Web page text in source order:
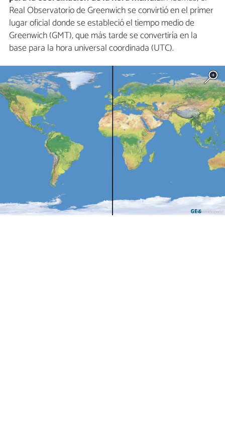
Real Observatorio de Greenwich se convirtió en el primer
lugar oficial donde se estableció el tiempo medio de
Greenwich (GMT), que más tarde se convertiría en la
base para la hora universal coordinada (UTC).